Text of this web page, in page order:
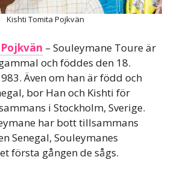
Kishti Tomita Pojkvän
– Souleymane Toure är
och föddes den 18.
Även om han är född och
bor Han och Kishti för
i Stockholm, Sverige.
har bott tillsammans
Senegal, Souleymanes
första gången de sågs.